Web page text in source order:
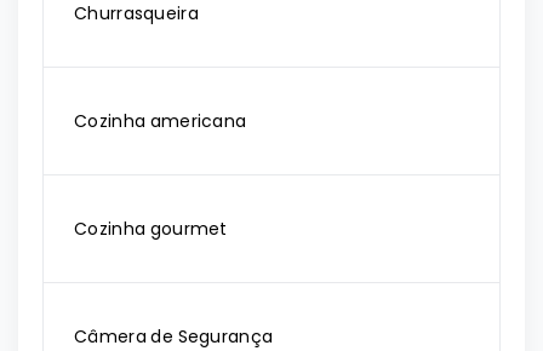
Churrasqueira
Cozinha americana
Cozinha gourmet
Câmera de Segurança